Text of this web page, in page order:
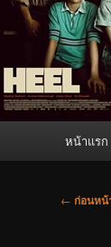
หน้าแรก
เมนู
← ก่อนหน้